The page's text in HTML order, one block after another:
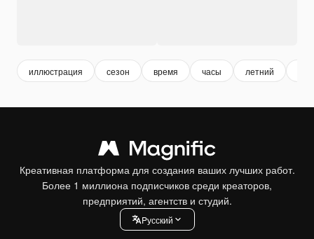
иллюстрация сезон время часы летний
Креативная платформа для создания ваших лучших работ.
Более 1 миллиона подписчиков среди креаторов,
предприятий, агентств и студий.
Pусский